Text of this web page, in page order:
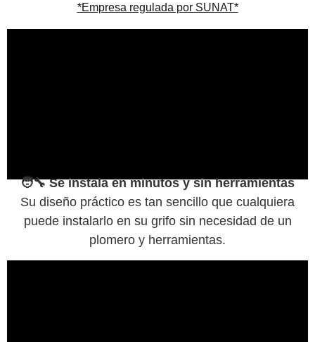
*Empresa regulada por SUNAT*
🧑‍🔧 Se instala en minutos y sin herramientas
Su diseño práctico es tan sencillo que cualquiera
puede instalarlo en su grifo sin necesidad de un
plomero y herramientas.